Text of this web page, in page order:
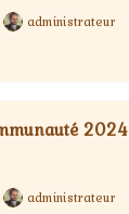
administrateur
2024
administrateur